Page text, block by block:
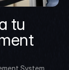
tu
System